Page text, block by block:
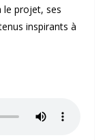
le projet, ses
inspirants à